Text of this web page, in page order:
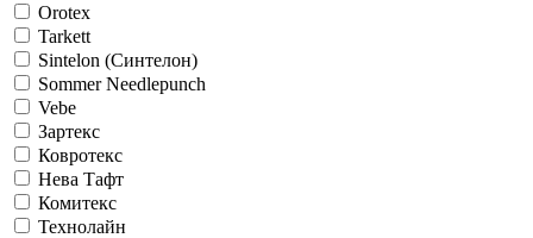
Orotex
Tarkett
Sintelon (Синтелон)
Sommer Needlepunch
Vebe
Зартекс
Ковротекс
Нева Тафт
Комитекс
Технолайн